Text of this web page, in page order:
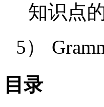
知识点
5）
目录